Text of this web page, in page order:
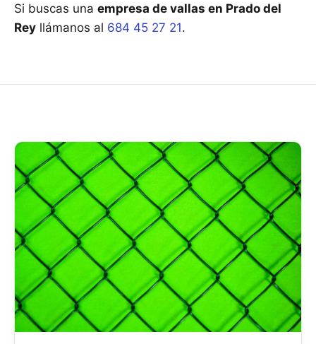
Si buscas una empresa de vallas en Prado del
Rey llámanos al 684 45 27 21.